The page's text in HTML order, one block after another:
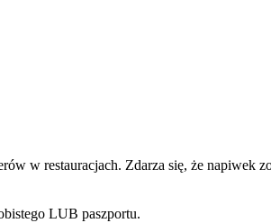
w restauracjach. Zdarza się, że napiwek
LUB paszportu.